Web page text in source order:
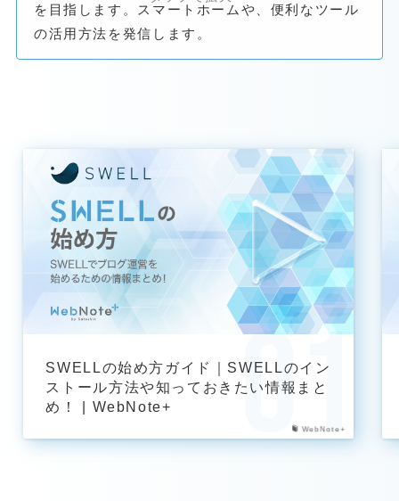
を目指します。スマートホームや、便利なツール
の活用方法を発信します。
WebNote+
SWELLの始め方ガイド｜SWELLのイン
ストール方法や知っておきたい情報まと
め！ | WebNote+